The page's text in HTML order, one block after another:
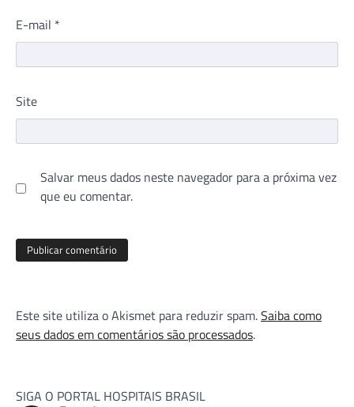
E-mail *
Site
Salvar meus dados neste navegador para a próxima vez
que eu comentar.
Este site utiliza o Akismet para reduzir spam.Saiba como
seus dados em comentários são processados.
SIGA O PORTAL HOSPITAIS BRASIL